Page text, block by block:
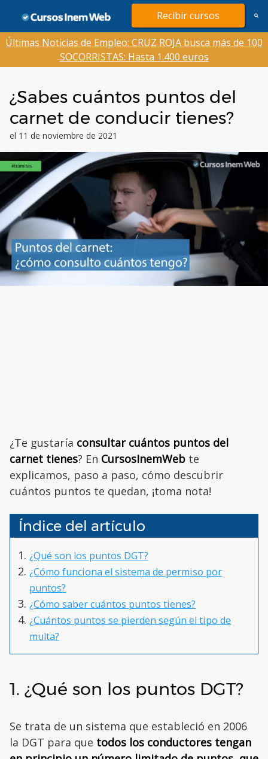
contenido
Recibir cursos
Últimas Noticias de Empleo: CRUZ ROJA busca más de 100
SOCORRISTAS: Hasta 1.400 euros
¿Sabes cuántos puntos del
carnet de conducir tienes?
el 11 de noviembre de 2021
¿Te gustaría consultar cuántos puntos del
carnet tienes? En CursosInemWeb te
explicamos, paso a paso, cómo descubrir
cuántos puntos te quedan, ¡toma nota!
Índice del artículo
¿Qué son los puntos DGT?
¿Cómo funciona el sistema de permiso por
puntos?
¿Cómo saber cuántos puntos tienes?
¿Cuántos puntos se pierden según el tipo de
multa?
1. ¿Qué son los puntos DGT?
Se trata de un sistema que estableció en 2006
la DGT para que todos los conductores tengan